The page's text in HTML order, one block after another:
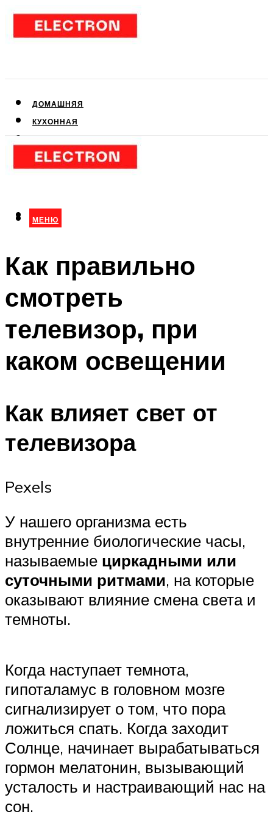
ДОМАШНЯЯ
КУХОННАЯ
КЛИМАТИЧЕСКАЯ
МЕНЮ
МЕНЮ
Как правильно
смотреть
телевизор, при
каком освещении
Как влияет свет от
телевизора
Pexels
У нашего организма есть
внутренние биологические часы,
называемые циркадными или
суточными ритмами, на которые
оказывают влияние смена света и
темноты.
Когда наступает темнота,
гипоталамус в головном мозге
сигнализирует о том, что пора
ложиться спать. Когда заходит
Солнце, начинает вырабатываться
гормон мелатонин, вызывающий
усталость и настраивающий нас на
сон.